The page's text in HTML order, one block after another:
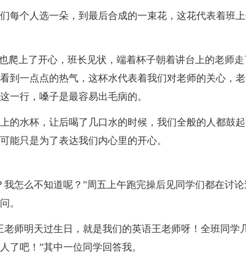
每个人选一朵，到最后合成的一束花，这花代表着班
爬上了开心，班长见状，端着杯子朝着讲台上的老师
到一点点的热气，这杯水代表着我们对老师的关心，
一行，嗓子是最容易出毛病的。
的水杯，让后喝了几口水的时候，我们全般的人都鼓
能只是为了表达我们内心里的开心。
怎么不知道呢？”周五上午跑完操后见同学们都在讨
。
老师明天过生日，就是我们的英语王老师呀！全班同学
了吧！”其中一位同学回答我。